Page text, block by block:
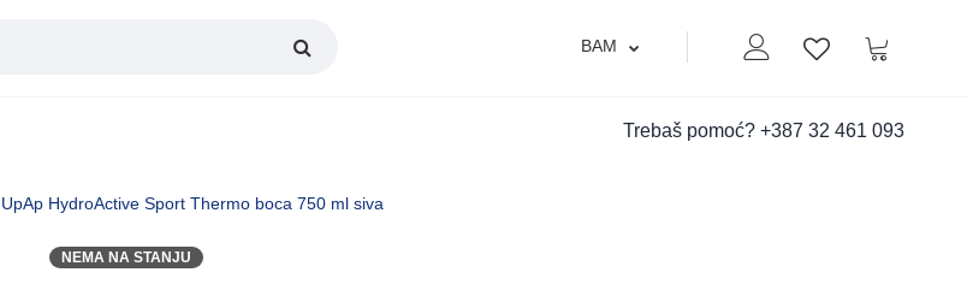
Moj nalogLista zelja
Korpa
BAM
Trebaš pomoć? +387 32 461 093
UpAp HydroActive Sport Thermo boca 750 ml siva
NEMA NA STANJU